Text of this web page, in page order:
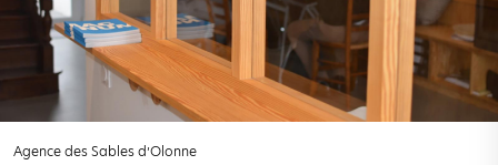
Agence des Sables d’Olonne